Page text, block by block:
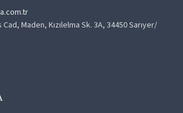
Maden, Kızılelma Sk. 3A, 34450 Sarıyer/